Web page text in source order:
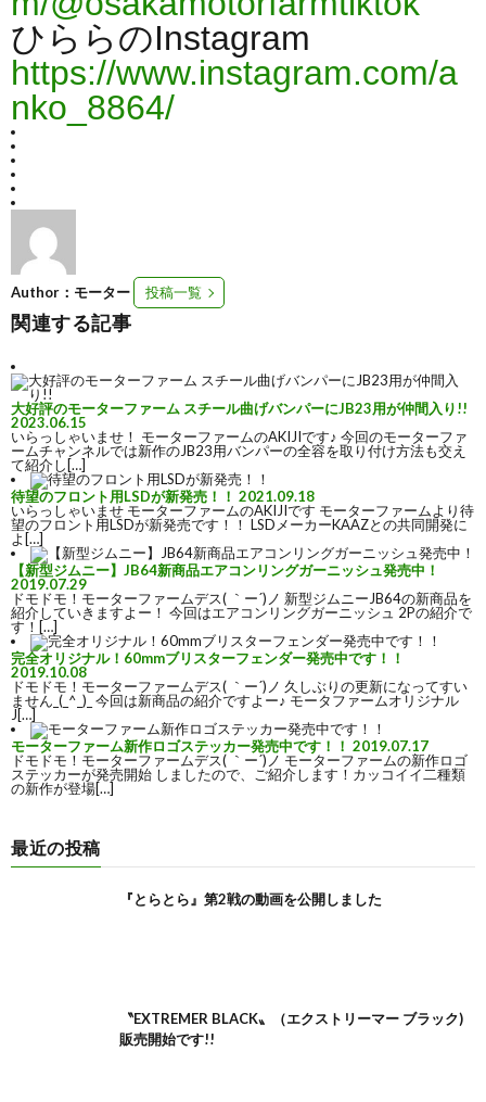
ひららのInstagram
https://www.instagram.com/a
nko_8864/
Author：モーター 投稿一覧
関連する記事
大好評のモーターファーム スチール曲げバンパーにJB23用が仲間入り!!
2023.06.15
いらっしゃいませ！ モーターファームのAKIJIです♪ 今回のモーターファ
ームチャンネルでは新作のJB23用バンパーの全容を取り付け方法も交え
て紹介し[…]
待望のフロント用LSDが新発売！！ 2021.09.18
いらっしゃいませ モーターファームのAKIJIです モーターファームより待
望のフロント用LSDが新発売です！！ LSDメーカーKAAZとの共同開発に
よ[…]
【新型ジムニー】JB64新商品エアコンリングガーニッシュ発売中！
2019.07.29
ドモドモ！モーターファームデス( ｀ー´)ノ 新型ジムニーJB64の新商品を
紹介していきますよー！ 今回はエアコンリングガーニッシュ 2Pの紹介で
す！[…]
完全オリジナル！60mmブリスターフェンダー発売中です！！
2019.10.08
ドモドモ！モーターファームデス( ｀ー´)ノ 久しぶりの更新になってすい
ません_(_^_)_ 今回は新商品の紹介ですよー♪ モータファームオリジナル
J[…]
モーターファーム新作ロゴステッカー発売中です！！ 2019.07.17
ドモドモ！モーターファームデス( ｀ー´)ノ モーターファームの新作ロゴ
ステッカーが発売開始 しましたので、ご紹介します！カッコイイ二種類
の新作が登場[…]
最近の投稿
『とらとら』第2戦の動画を公開しました
〝EXTREMER BLACK〟（エクストリーマー ブラック)
販売開始です!!